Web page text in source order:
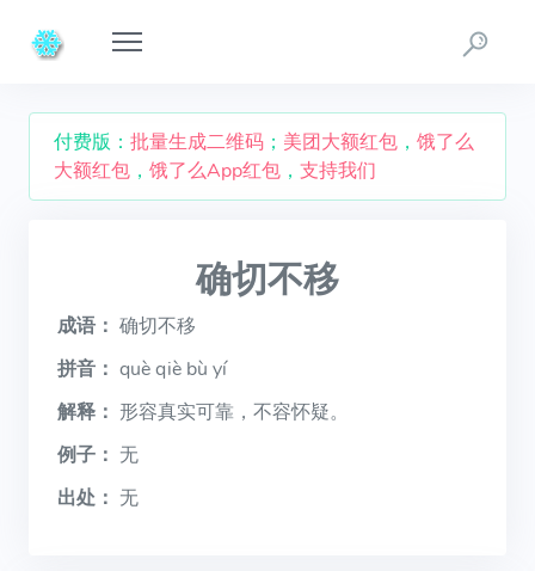
付费版： 批量生成二维码 ； 美团大额红包 ， 饿了么
大额红包 ， 饿了么App红包 ， 支持我们
确切不移
成语： 确切不移
拼音： què qiè bù yí
解释： 形容真实可靠，不容怀疑。
例子： 无
出处： 无